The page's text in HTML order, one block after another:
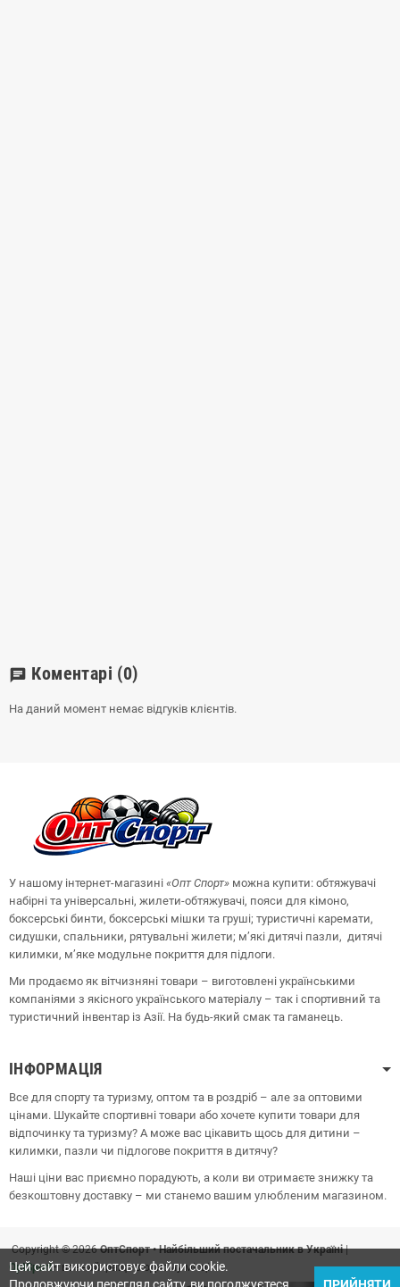
chat Коментарі (0)
На даний момент немає відгуків клієнтів.
У нашому інтернет-магазині «ОптСпорт» можна купити: обтяжувачі
набірні та універсальні, жилети-обтяжувачі, пояси для кімоно,
боксерські бинти, боксерські мішки та груші; туристичні каремати,
сидушки, спальники, рятувальні жилети; м’які дитячі пазли, дитячі
килимки, м’яке модульне покриття для підлоги.
Ми продаємо як вітчизняні товари – виготовлені українськими
компаніями з якісного українського матеріалу – так і спортивний та
туристичний інвентар із Азії. На будь-який смак та гаманець.
ІНФОРМАЦІЯ
Все для спорту та туризму, оптом та в роздріб – але за оптовими
цінами. Шукайте спортивні товари або хочете купити товари для
відпочинку та туризму? А може вас цікавить щось для дитини –
килимки, пазли чи підлогове покриття в дитячу?
Наші ціни вас приємно порадують, а коли ви отримаєте знижку та
безкоштовну доставку – ми станемо вашим улюбленим магазином.
Copyright © 2026ОптСпорт • Найбільший постачальник в Україні|
OptSport– все найкраще в одному місці!
Цей сайт використовує файли cookie.